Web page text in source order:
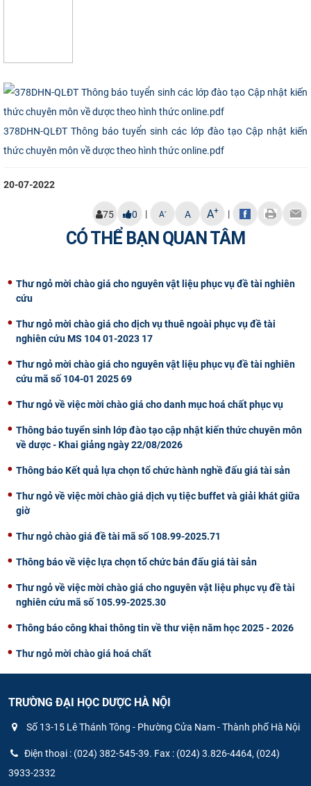
378DHN-QLĐT Thông báo tuyển sinh các lớp đào tạo Cập nhật kiến
thức chuyên môn về dược theo hình thức online.pdf
20-07-2022
75 0 | A- A A+ |
CÓ THỂ BẠN QUAN TÂM
Thư ngỏ mời chào giá cho nguyên vật liệu phục vụ đề tài nghiên
cứu
Thư ngỏ mời chào giá cho dịch vụ thuê ngoài phục vụ đề tài
nghiên cứu MS 104 01-2023 17
Thư ngỏ mời chào giá cho nguyên vật liệu phục vụ đề tài nghiên
cứu mã số 104-01 2025 69
Thư ngỏ về việc mời chào giá cho danh mục hoá chất phục vụ
Thông báo tuyển sinh lớp đào tạo cập nhật kiến thức chuyên môn
về dược - Khai giảng ngày 22/08/2026
Thông báo Kết quả lựa chọn tổ chức hành nghề đấu giá tài sản
Thư ngỏ về việc mời chào giá dịch vụ tiệc buffet và giải khát giữa
giờ
Thư ngỏ chào giá đề tài mã số 108.99-2025.71
Thông báo về việc lựa chọn tổ chức bán đấu giá tài sản
Thư ngỏ về việc mời chào giá cho nguyên vật liệu phục vụ đề tài
nghiên cứu mã số 105.99-2025.30
Thông báo công khai thông tin về thư viện năm học 2025 - 2026
Thư ngỏ mời chào giá hoá chất
TRƯỜNG ĐẠI HỌC DƯỢC HÀ NỘI
Số 13-15 Lê Thánh Tông - Phường Cửa Nam - Thành phố Hà Nội
Điện thoại : (024) 382-545-39. Fax : (024) 3.826-4464, (024)
3933-2332